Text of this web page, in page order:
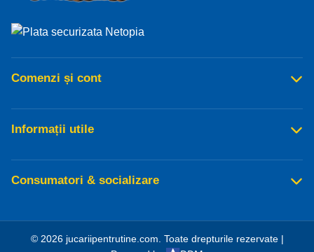
Comenzi și cont
Informații utile
Consumatori & socializare
© 2026 jucariipentrutine.com. Toate drepturile rezervate |